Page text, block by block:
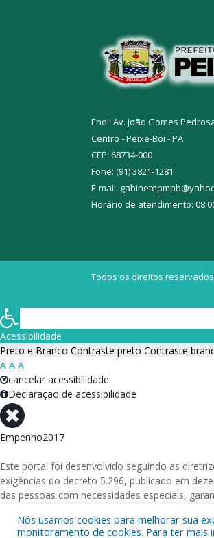
End.: Av. João Gomes
Centro - Peixe-Boi - PA
CEP: 68734-000
Fone: (91) 3821-1281
E-mail:
Horário de atendimento:
Todos os direitos
Nós usamos cookies para melhorar sua
monitoramento de cookies. Para ter mais
Acessibilidade
Preto e Branco Contraste preto Contraste
A A A
cancelar acessibilidade
Declaração de acessibilidade
Empenho2017
Este portal foi desenvolvido seguindo as
exigências do decreto 5.296, publicado em
das pessoas com necessidades especiais,
Além de validações automáticas, foram